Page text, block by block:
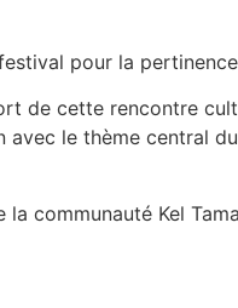
pour la
de cette rencontre
avec le thème central
communauté Kel